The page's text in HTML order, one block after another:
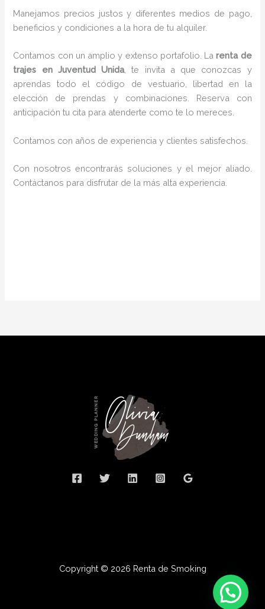
Manejamos precios justos y diferentes medios de pago,
beneficios y condiciones a la hora de tu alquiler.
Contamos con un amplio y extenso portafolio. Larenta de
trajes en Juventud Unida, te invita a que conozcas y
aprendas todo el código de vestuario, libertad en la
elección de prendas y combinaciones. Reserva con
anticipación tu cita para atenderte como te lo mereces.
Contamos con años de experiencia y clientes satisfechos.
Con nosotros encontrarás soluciones y el mejor aliado.
Contáctanos para disfrutar de la más alta experiencia.
Copyright © 2026 Renta de Smoking